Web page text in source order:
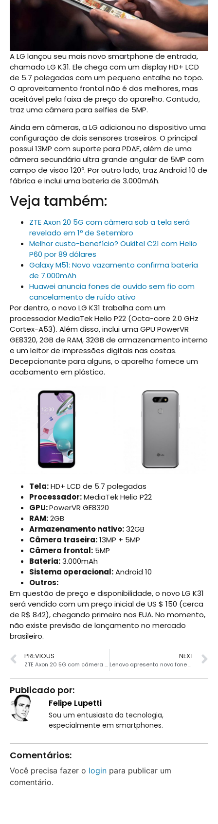
A LG lançou seu mais novo smartphone de entrada,
chamado LG K31. Ele chega com um display HD+ LCD
de 5.7 polegadas com um pequeno entalhe no topo.
O aproveitamento frontal não é dos melhores, mas
aceitável pela faixa de preço do aparelho. Contudo,
traz uma câmera para selfies de 5MP.
Ainda em câmeras, a LG adicionou no dispositivo uma
configuração de dois sensores traseiros. O principal
possui 13MP com suporte para PDAF, além de uma
câmera secundária ultra grande angular de 5MP com
campo de visão 120º. Por outro lado, traz Android 10 de
fábrica e inclui uma bateria de 3.000mAh.
Veja também:
ZTE Axon 20 5G com câmera sob a tela será
revelado em 1º de Setembro
Melhor custo-benefício? Oukitel C21 com Helio
P60 por 89 dólares
Galaxy M51: Novo vazamento confirma bateria
de 7.000mAh
Huawei anuncia fones de ouvido sem fio com
cancelamento de ruído ativo
Por dentro, o novo LG K31 trabalha com um
processador MediaTek Helio P22 (Octa-core 2.0 GHz
Cortex-A53). Além disso, inclui uma GPU PowerVR
GE8320, 2GB de RAM, 32GB de armazenamento interno
e um leitor de impressões digitais nas costas.
Decepcionante para alguns, o aparelho fornece um
acabamento em plástico.
Tela:HD+ LCD de 5.7 polegadas
Processador:MediaTek Helio P22
GPU:PowerVR GE8320
RAM:2GB
Armazenamento nativo:32GB
Câmera traseira:13MP + 5MP
Câmera frontal: 5MP
Bateria:3.000mAh
Sistema operacional:Android 10
Outros:
Em questão de preço e disponibilidade, o novo LG K31
será vendido com um preço inicial de US $ 150 (cerca
de R$ 842), chegando primeiro nos EUA. No momento,
não existe previsão de lançamento no mercado
brasileiro.
PREVIOUS
ZTE Axon 20 5G com câmera sob a tela será revelado em 1º de Setembro
NEXT
Lenovo apresenta novo fone de ouvido com cancelamento de ruído ativo
Publicado por:
Felipe Lupetti
Sou um entusiasta da tecnologia,
especialmente em smartphones.
Comentários:
Você precisa fazer o login para publicar um
comentário.